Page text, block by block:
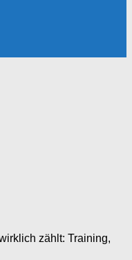
zählt: Training,